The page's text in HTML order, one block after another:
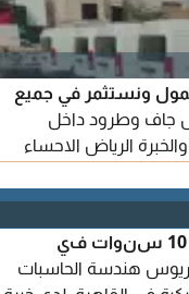
ونستثمر في جميع
جاف وطرود داخل
الرياض الاحساء
مهندس تقنية معلومات، بخبرة 10 سنوات في
هندسة الحاسبات